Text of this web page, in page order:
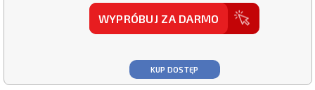
WYPRÓBUJ ZA DARMO
KUP DOSTĘP